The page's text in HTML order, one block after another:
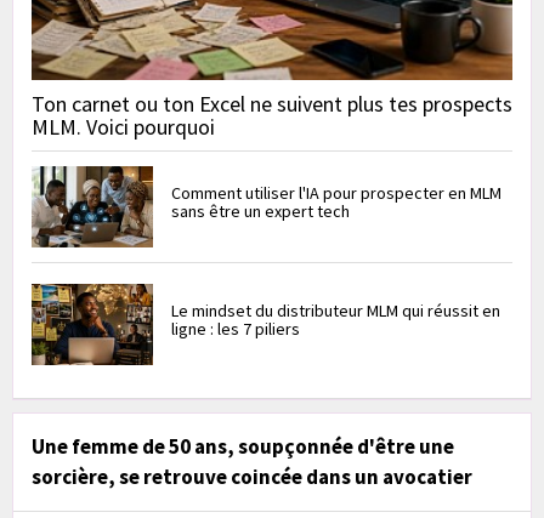
Ton carnet ou ton Excel ne suivent plus tes prospects
MLM. Voici pourquoi
Comment utiliser l'IA pour prospecter en MLM
sans être un expert tech
Le mindset du distributeur MLM qui réussit en
ligne : les 7 piliers
Une femme de 50 ans, soupçonnée d'être une
sorcière, se retrouve coincée dans un avocatier